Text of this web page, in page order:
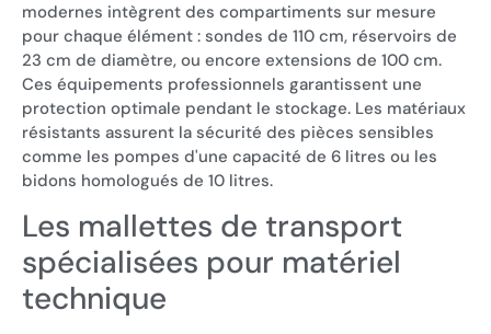
modernes intègrent des compartiments sur mesure
pour chaque élément : sondes de 110 cm, réservoirs de
23 cm de diamètre, ou encore extensions de 100 cm.
Ces équipements professionnels garantissent une
protection optimale pendant le stockage. Les matériaux
résistants assurent la sécurité des pièces sensibles
comme les pompes d'une capacité de 6 litres ou les
bidons homologués de 10 litres.
Les mallettes de transport
spécialisées pour matériel
technique